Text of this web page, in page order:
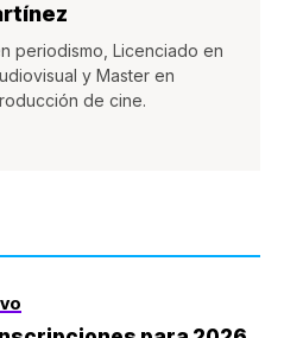
periodismo, Licenciado en
y Master en
de cine.